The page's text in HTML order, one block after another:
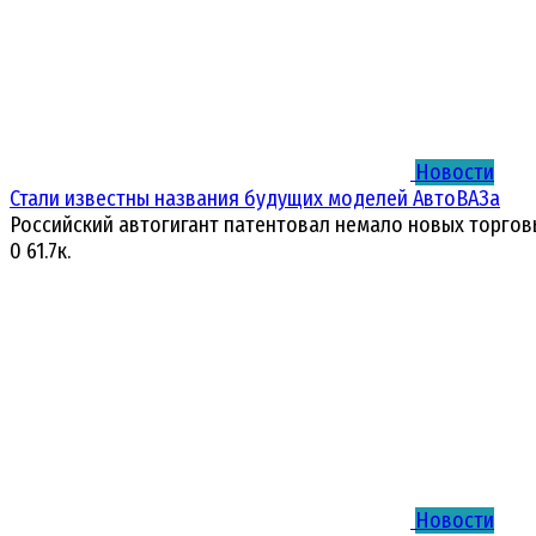
Новости
Стали известны названия будущих моделей АвтоВАЗа
Российский автогигант патентовал немало новых
0 61.7к.
Новости